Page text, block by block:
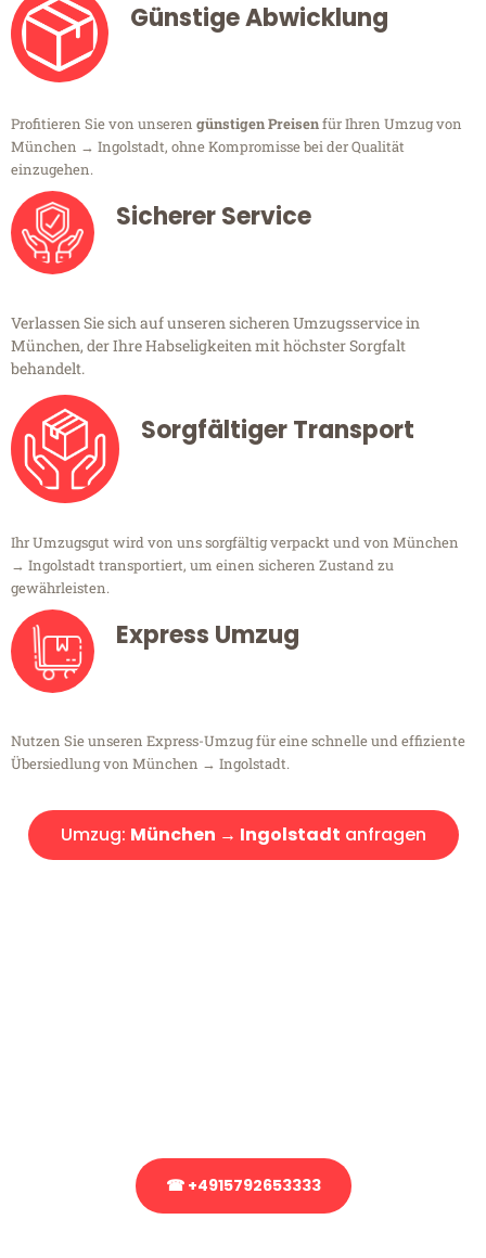
Günstige Abwicklung
Profitieren Sie von unseren günstigen Preisenfür Ihren Umzug von
München → Ingolstadt, ohne Kompromisse bei der Qualität
einzugehen.
Sicherer Service
Verlassen Sie sich auf unseren sicheren Umzugsservice in
München, der Ihre Habseligkeiten mit höchster Sorgfalt
behandelt.
Sorgfältiger Transport
Ihr Umzugsgut wird von uns sorgfältig verpackt und von München
→ Ingolstadt transportiert, um einen sicheren Zustand zu
gewährleisten.
Express Umzug
Nutzen Sie unseren Express-Umzug für eine schnelle und effiziente
Übersiedlung von München → Ingolstadt.
Umzug: München → Ingolstadt anfragen
☎ +4915792653333